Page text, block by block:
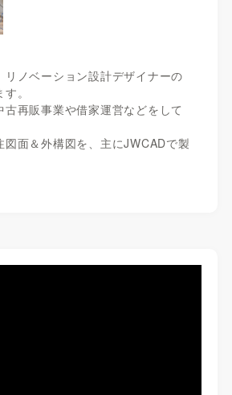
リノベーション設計デザイナーの
。
再販事業や借家運営などをして
図面＆外構図を、主にJWCADで製